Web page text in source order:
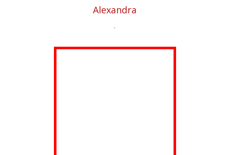
Alexandra
.